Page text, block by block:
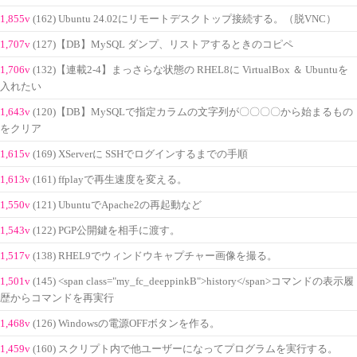
1,855v (162) Ubuntu 24.02にリモートデスクトップ接続する。（脱VNC）
1,707v (127)【DB】MySQL ダンプ、リストアするときのコピペ
1,706v (132)【連載2-4】まっさらな状態の RHEL8に VirtualBox ＆ Ubuntuを
入れたい
1,643v (120)【DB】MySQLで指定カラムの文字列が〇〇〇〇から始まるもの
をクリア
1,615v (169) XServerに SSHでログインするまでの手順
1,613v (161) ffplayで再生速度を変える。
1,550v (121) UbuntuでApache2の再起動など
1,543v (122) PGP公開鍵を相手に渡す。
1,517v (138) RHEL9でウィンドウキャプチャー画像を撮る。
1,501v (145) <span class="my_fc_deeppinkB">history</span>コマンドの表示履
歴からコマンドを再実行
1,468v (126) Windowsの電源OFFボタンを作る。
1,459v (160) スクリプト内で他ユーザーになってプログラムを実行する。